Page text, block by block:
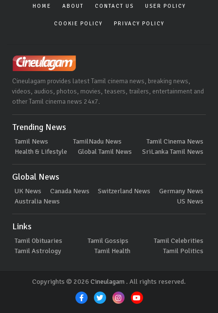
HOME ABOUT CONTACT US USER POLICY
COOKIE POLICY PRIVACY POLICY
Cineulagam provides latest Tamil cinema news, breaking news,
videos, audios, photos, movies, teasers, trailers, entertainment and
other Tamil cinema news 24x7.
Trending News
Tamil News TamilNadu News
Tamil Cinema News
Health & Lifestyle
Global Tamil News SriLanka Tamil News
Global News
UK News Canada News Switzerland News
Germany News
Australia News
US News
Links
Tamil Obituaries Tamil Gossips
Tamil Celebrities
Tamil Astrology
Tamil Health Tamil Politics
Copyrights © 2026 Cineulagam . All rights reserved.